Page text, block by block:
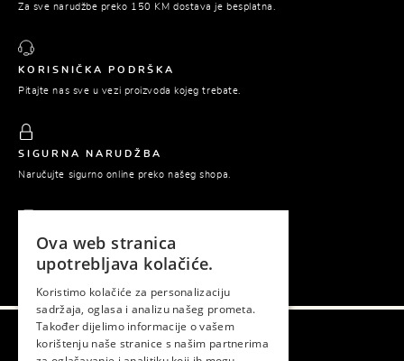
Za sve narudžbe preko 150 KM dostava je besplatna.
KORISNIČKA PODRŠKA
Pitajte nas sve u vezi proizvoda kojeg trebate.
SIGURNA NARUDŽBA
Naručujte sigurno online preko našeg shopa.
PLAĆANJE POUZEĆEM
Platite tek prilikom preuzimanja naručene robe.
Gema © 2026. Sva prava zadržana.
Ova web stranica
upotrebljava kolačiće.
Koristimo kolačiće za personalizaciju
sadržaja, oglasa i analizu našeg prometa.
Također dijelimo informacije o vašem
korištenju naše stranice s našim partnerima